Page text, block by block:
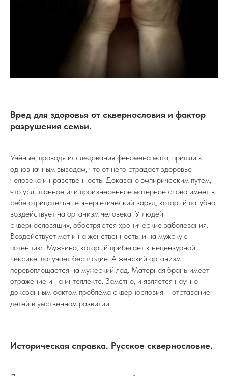
Вред для здоровья от сквернословия и фактор
разрушения семьи.
Учёные, проводя исследования феномена мата, пришли к
однозначным выводам, что от него страдает здоровье
человека и нравственность. Доказано эмпирическим путем,
что услышанное или произнесенное матерное слово имеет в
себе отрицательные энергетический заряд, который пагубно
воздействует на организм человека. У людей
сквернословящих, обостряются хронические заболевания.
Воздействует мат и на женственность, и на мужскую
потенцию. Мужчина, который прибегает к нецензурной
лексике, получает бесплодие. А женский организм
перевоплощается на мужеский лад. Матерная брань имеет
отражение и на интеллекте. Заметно, и является научно
доказанным фактом проблема сквернословия— отставание
детей в умственном развитии.
Историческая справка. Русское сквернословие.